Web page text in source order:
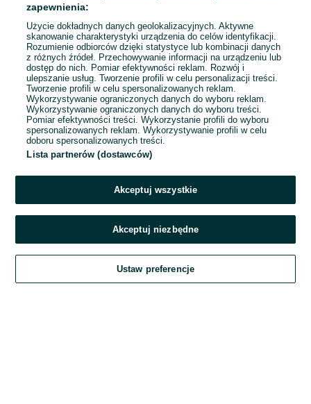
E-mail
Hasło
Zaloguj się
Kontynuując za pośrednictwem jednego z dostawców wskazanych powyżej,
OLX.pl w jego aktualnym brzmieniu.
zapewnienia:
Użycie dokładnych danych geolokalizacyjnych. Aktywne
skanowanie charakterystyki urządzenia do celów identyfikacji.
Rozumienie odbiorców dzięki statystyce lub kombinacji danych
z różnych źródeł. Przechowywanie informacji na urządzeniu lub
dostęp do nich. Pomiar efektywności reklam. Rozwój i
ulepszanie usług. Tworzenie profili w celu personalizacji treści.
Tworzenie profili w celu spersonalizowanych reklam.
Wykorzystywanie ograniczonych danych do wyboru reklam.
Wykorzystywanie ograniczonych danych do wyboru treści.
Pomiar efektywności treści. Wykorzystanie profili do wyboru
spersonalizowanych reklam. Wykorzystywanie profili w celu
doboru spersonalizowanych treści.
Lista partnerów (dostawców)
Akceptuj wszystkie
Akceptuj niezbędne
Ustaw preferencje